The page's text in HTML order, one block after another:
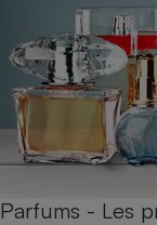
Parfums - Les